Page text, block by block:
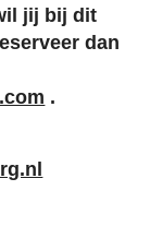
jij bij dit
dan
.